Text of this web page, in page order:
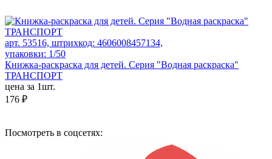
арт. 53516, штрихкод: 4606008457134,
упаковки: 1/50
Книжка-раскраска для детей. Серия "Водная раскраска"
ТРАНСПОРТ
цена за 1шт.
176 ₽
Посмотреть в соцсетях: